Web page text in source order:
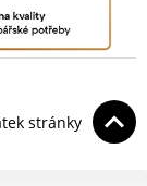
stránky